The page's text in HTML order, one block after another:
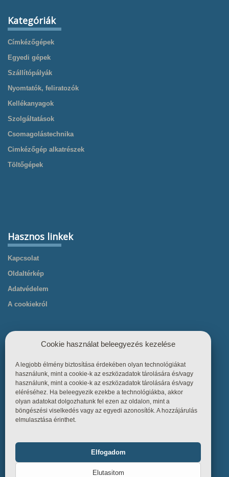
Kategóriák
Címkézőgépek
Egyedi gépek
Szállítópályák
Nyomtatók, feliratozók
Kellékanyagok
Szolgáltatások
Csomagolástechnika
Cimkézőgép alkatrészek
Töltőgépek
Hasznos linkek
Kapcsolat
Oldaltérkép
Adatvédelem
A cookiekról
Hasznos linkek
Főoldal
Termékek
Tudástár
Üzletszabályzat
Cookie használat beleegyezés kezelése
A legjobb élmény biztosítása érdekében olyan technológiákat
használunk, mint a cookie-k az eszközadatok tárolására és/vagy
használunk, mint a cookie-k az eszközadatok tárolására és/vagy
eléréséhez. Ha beleegyezik ezekbe a technológiákba, akkor
olyan adatokat dolgozhatunk fel ezen az oldalon, mint a
böngészési viselkedés vagy az egyedi azonosítók. A hozzájárulás
elmulasztása érinthet.
Elfogadom
Elutasitom